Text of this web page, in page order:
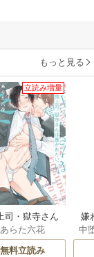
もっと見る
立読み増量
司・獄寺さん
暴かれたい。
ミックス版】
あらた六花
無料立読み
嫌
は
中